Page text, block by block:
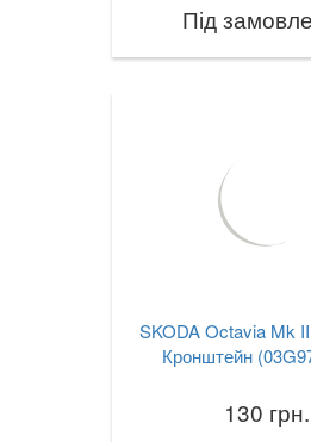
Під
SKODA Octavia Mk
Кронштейн
130 грн.